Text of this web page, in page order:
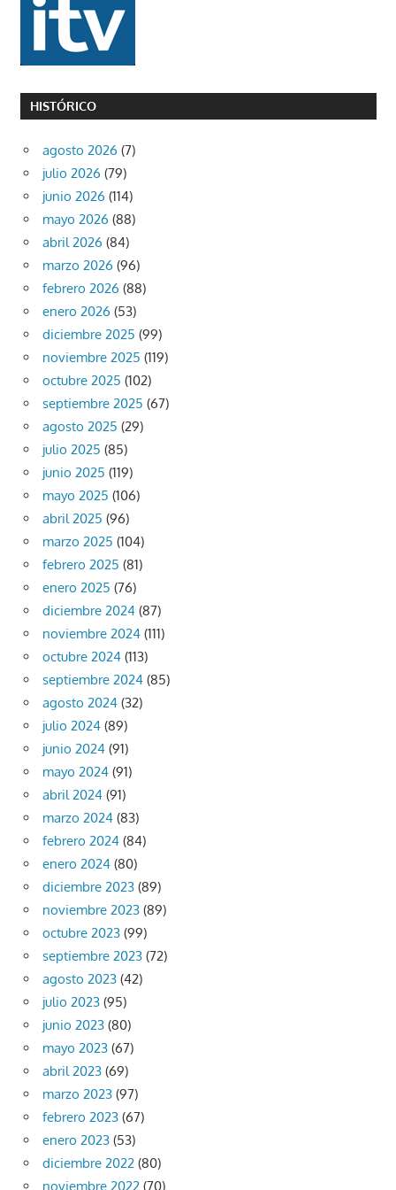
HISTÓRICO
agosto 2026 (7)
julio 2026 (79)
junio 2026 (114)
mayo 2026 (88)
abril 2026 (84)
marzo 2026 (96)
febrero 2026 (88)
enero 2026 (53)
diciembre 2025 (99)
noviembre 2025 (119)
octubre 2025 (102)
septiembre 2025 (67)
agosto 2025 (29)
julio 2025 (85)
junio 2025 (119)
mayo 2025 (106)
abril 2025 (96)
marzo 2025 (104)
febrero 2025 (81)
enero 2025 (76)
diciembre 2024 (87)
noviembre 2024 (111)
octubre 2024 (113)
septiembre 2024 (85)
agosto 2024 (32)
julio 2024 (89)
junio 2024 (91)
mayo 2024 (91)
abril 2024 (91)
marzo 2024 (83)
febrero 2024 (84)
enero 2024 (80)
diciembre 2023 (89)
noviembre 2023 (89)
octubre 2023 (99)
septiembre 2023 (72)
agosto 2023 (42)
julio 2023 (95)
junio 2023 (80)
mayo 2023 (67)
abril 2023 (69)
marzo 2023 (97)
febrero 2023 (67)
enero 2023 (53)
diciembre 2022 (80)
noviembre 2022 (70)